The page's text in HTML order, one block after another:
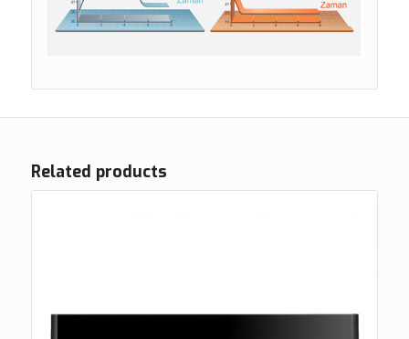
Related products